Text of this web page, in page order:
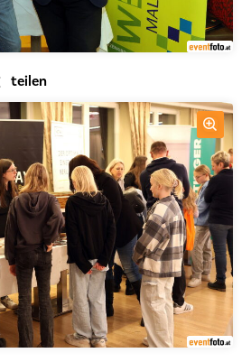
teilen